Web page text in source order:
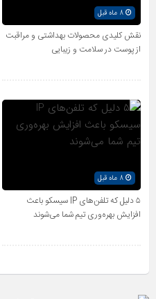
8 ماه قبل
نقش کلیدی محصولات بهداشتی و مراقبت
از پوست در سلامت و زیبایی
8 ماه قبل
۵ دلیل که تلفن‌های IP سیسکو باعث
افزایش بهره‌وری تیم شما می‌شوند